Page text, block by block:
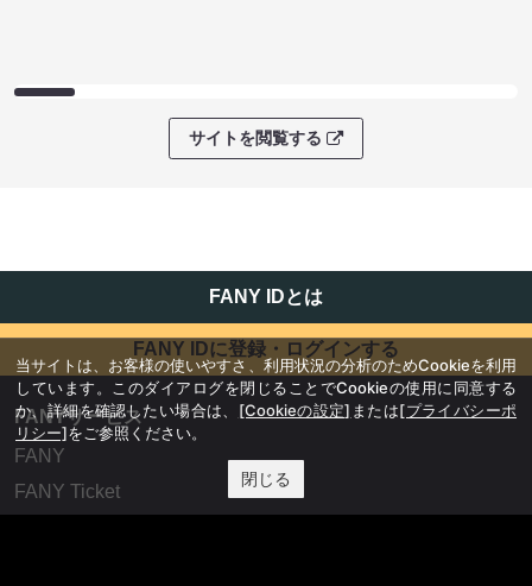
サイトを閲覧する
FANY IDとは
FANY IDに登録・ログインする
FANYサービス
FANY
FANY Ticket
当サイトは、お客様の使いやすさ、利用状況の分析のためCookieを利用
しています。このダイアログを閉じることでCookieの使用に同意する
か、詳細を確認したい場合は、 [Cookieの設定] または[プライバシーポ
リシー]をご参照ください。
閉じる